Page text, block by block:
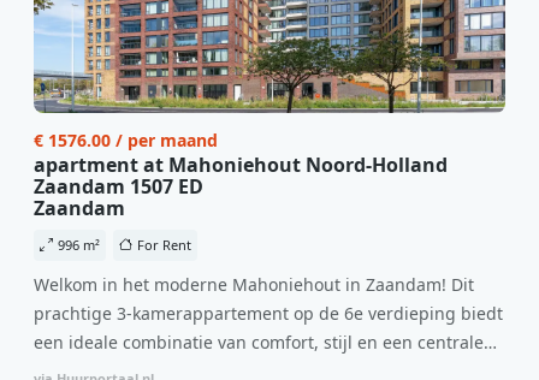
€ 1576.00 / per maand
apartment at Mahoniehout Noord-Holland
Zaandam 1507 ED
Zaandam
996 m² For Rent
Welkom in het moderne Mahoniehout in Zaandam! Dit
prachtige 3-kamerappartement op de 6e verdieping biedt
een ideale combinatie van comfort, stijl en een centrale
locatie. Met een huurprijs van €1.576 per maand